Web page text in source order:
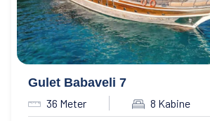
Gulet Babaveli 7
36 Meter 8 Kabine